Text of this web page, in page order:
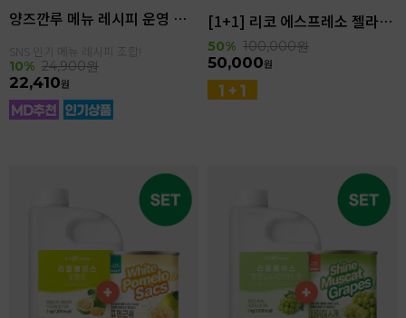
양즈깐루 메뉴 레시피 운영 세트
SNS 인기 메뉴 레시피 조합!
10% 24,900원
22,410원
[1+1] 리코 에스프레소 젤라또 4kg(4.6L)
50% 100,000원
50,000원